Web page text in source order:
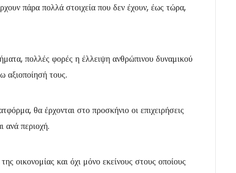
πάρα πολλά στοιχεία που δεν έχουν, έως τώρα,
πολλές φορές η έλλειψη ανθρώπινου δυναμικού
αξιοποίησή τους.
θα έρχονται στο προσκήνιο οι επιχειρήσεις
ανά περιοχή.
οικονομίας και όχι μόνο εκείνους στους οποίους